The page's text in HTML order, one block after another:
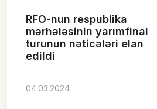
RFO-nun respublika
mərhələsinin yarımfinal
turunun nəticələri elan
edildi
04.03.2024